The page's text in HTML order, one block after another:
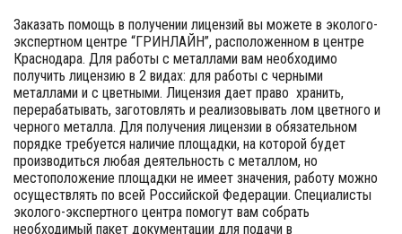
Заказать помощь в получении лицензий вы можете в эколого-
экспертном центре “ГРИНЛАЙН”, расположенном в центре
Краснодара. Для работы с металлами вам необходимо
получить лицензию в 2 видах: для работы с черными
металлами и с цветными. Лицензия дает право хранить,
перерабатывать, заготовлять и реализовывать лом цветного и
черного металла. Для получения лицензии в обязательном
порядке требуется наличие площадки, на которой будет
производиться любая деятельность с металлом, но
местоположение площадки не имеет значения, работу можно
осуществлять по всей Российской Федерации. Специалисты
эколого-экспертного центра помогут вам собрать
необходимый пакет документации для подачи в